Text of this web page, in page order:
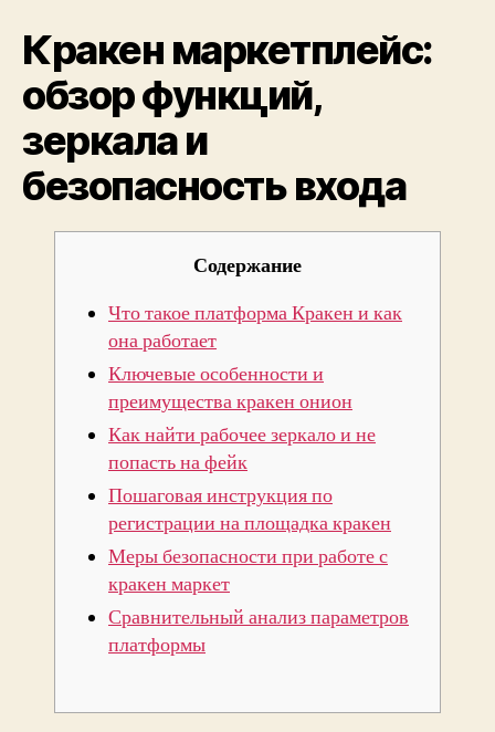
Кракен маркетплейс:
обзор функций,
зеркала и
безопасность входа
Содержание
Что такое платформа Кракен и как
она работает
Ключевые особенности и
преимущества кракен онион
Как найти рабочее зеркало и не
попасть на фейк
Пошаговая инструкция по
регистрации на площадка кракен
Меры безопасности при работе с
кракен маркет
Сравнительный анализ параметров
платформы